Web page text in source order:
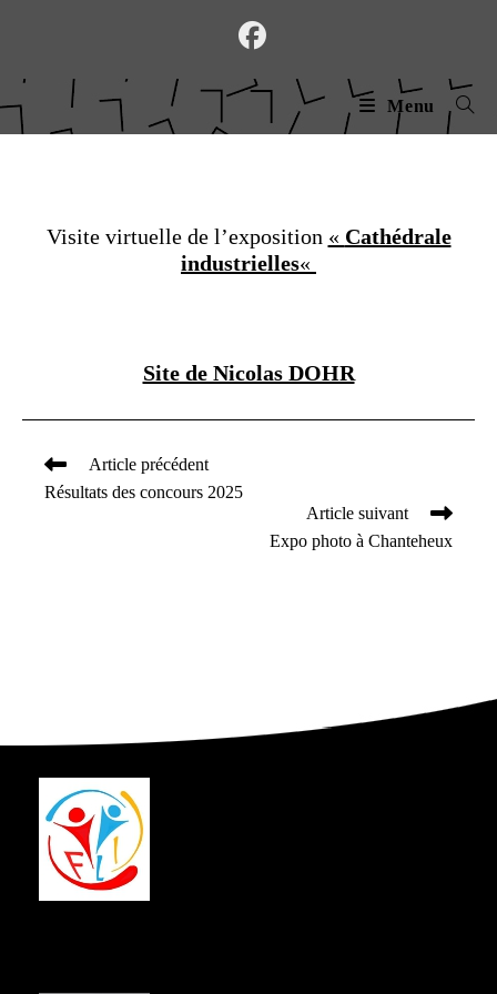
Menu
Visite virtuelle de l’exposition « Cathédrale
industrielles«
Site de Nicolas DOHR
Read
more
Article précédent
Résultats des concours 2025
Article suivant
Expo photo à Chanteheux